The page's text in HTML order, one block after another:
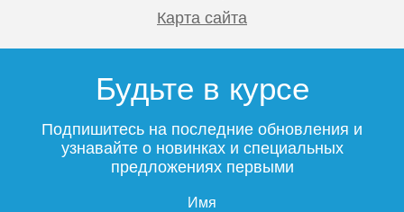
Карта сайта
Будьте в курсе
Подпишитесь на последние обновления и
узнавайте о новинках и специальных
предложениях первыми
Имя